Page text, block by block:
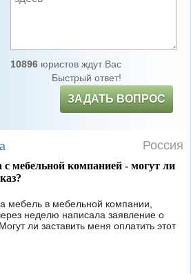
10896юристов ждут Вас
Быстрый ответ!
ЗАДАТЬ ВОПРОС
Россия
с мебельной компанией - могут ли
мебель в мебельной компании,
неделю написала заявление о
ли заставить меня оплатить этот